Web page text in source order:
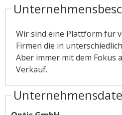
Wir sind eine Plattform für
Firmen die in
Aber immer mit dem Fokus
Verkauf.